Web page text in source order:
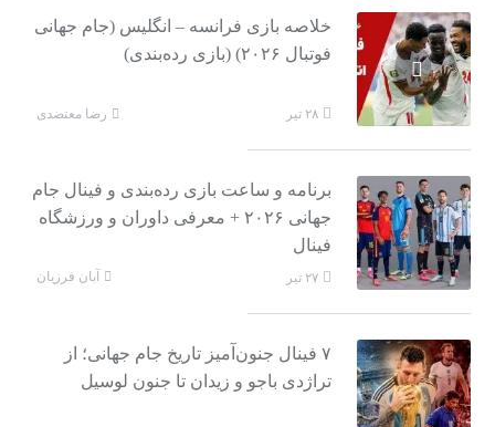
خلاصه بازی فرانسه – انگلیس (جام جهانی
فوتبال ۲۰۲۶) (بازی رده‌بندی)
۲۸ تیر رضا معتضدی
برنامه و ساعت بازی رده‌بندی و فینال جام
جهانی ۲۰۲۶ + معرفی داوران و ورزشگاه
فینال
۲۷ تیر آبان فرزیان
۷ فینال جنون‌آمیز تاریخ جام جهانی؛ از
تراژدی باجو و زیدان تا جنون لوسیل